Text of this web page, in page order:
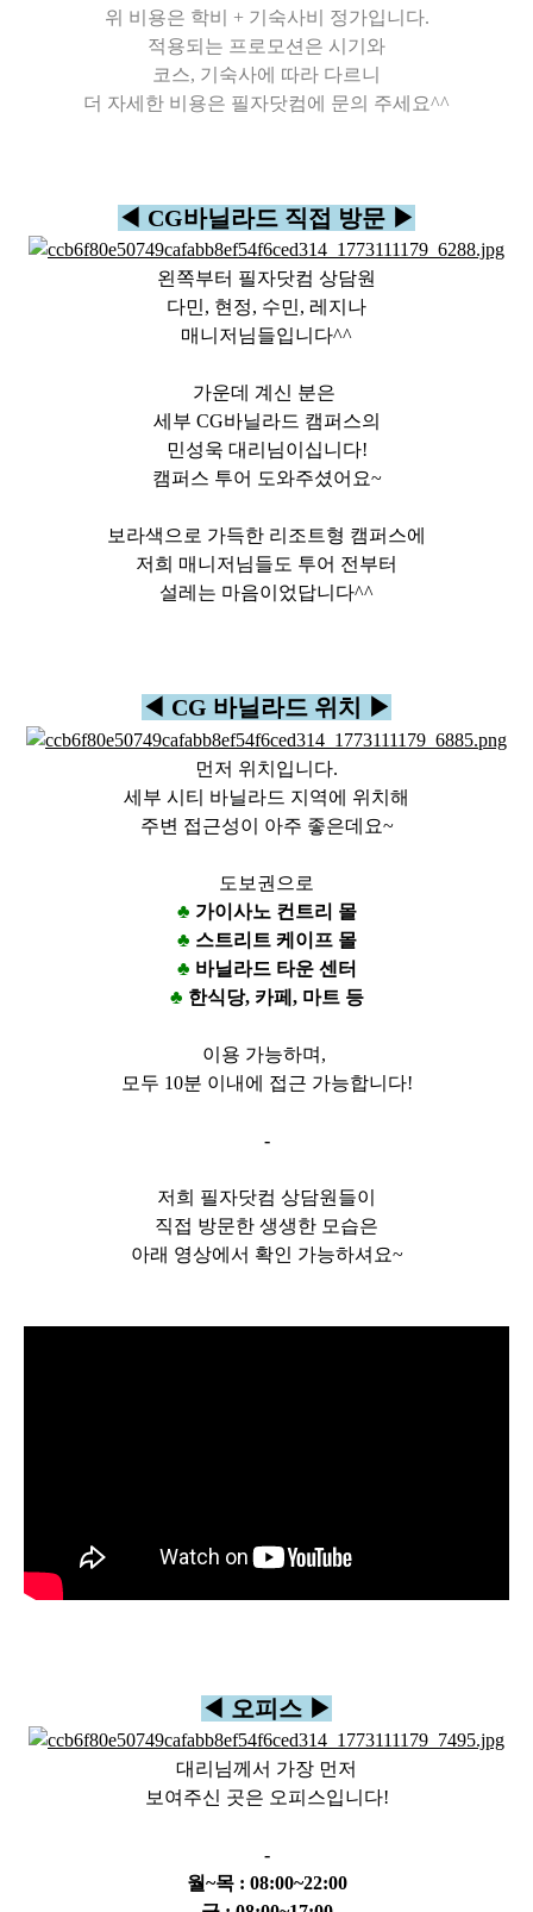
위 비용은 학비 + 기숙사비 정가입니다.
적용되는 프로모션은 시기와
코스, 기숙사에 따라 다르니
더 자세한 비용은 필자닷컴에 문의 주세요^^
◀ CG바닐라드 직접 방문 ▶
왼쪽부터 필자닷컴 상담원
다민, 현정, 수민, 레지나
매니저님들입니다^^
가운데 계신 분은
세부 CG바닐라드 캠퍼스의
민성욱 대리님이십니다!
캠퍼스 투어 도와주셨어요~
보라색으로 가득한 리조트형 캠퍼스에
저희 매니저님들도 투어 전부터
설레는 마음이었답니다^^
◀ CG 바닐라드 위치 ▶
먼저 위치입니다.
세부 시티 바닐라드 지역에 위치해
주변 접근성이 아주 좋은데요~
도보권으로
♣ 가이사노 컨트리 몰
♣ 스트리트 케이프 몰
♣ 바닐라드 타운 센터
♣ 한식당, 카페, 마트 등
​이용 가능하며,
모두 10분 이내에 접근 가능합니다!
-
저희 필자닷컴 상담원들이
직접 방문한 생생한 모습은
아래 영상에서 확인 가능하셔요~
◀ 오피스 ▶
대리님께서 가장 먼저
보여주신 곳은 오피스입니다!
-
월~목 : 08:00~22:00